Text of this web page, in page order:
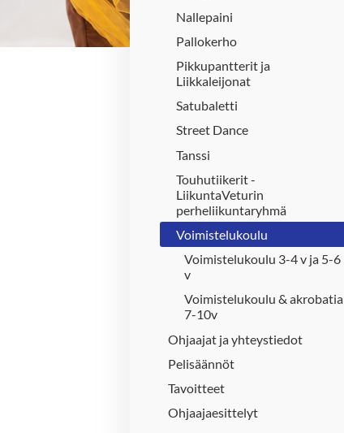
Nallepaini
Pallokerho
Pikkupantterit ja
Liikkaleijonat
Satubaletti
Street Dance
Tanssi
Touhutiikerit -
LiikuntaVeturin
perheliikuntaryhmä
Voimistelukoulu
Voimistelukoulu 3-4 v ja 5-6
v
Voimistelukoulu & akrobatia
7-10v
Ohjaajat ja yhteystiedot
Pelisäännöt
Tavoitteet
Ohjaajaesittelyt